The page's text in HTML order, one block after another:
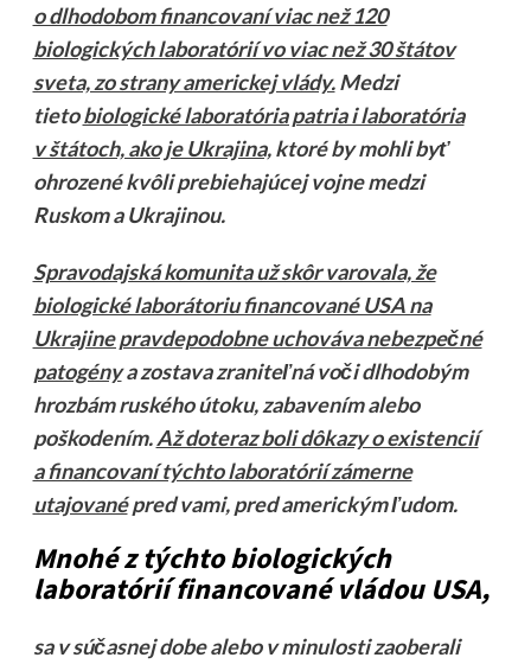
o dlhodobom financovaní viac než 120
biologických laboratórií vo viac než 30 štátov
sveta, zo strany americkej vlády.Medzi
tietobiologické laboratória patria i laboratória
v štátoch, ako je Ukrajina,ktoré by mohli byť
ohrozené kvôli prebiehajúcej vojne medzi
Ruskom a Ukrajinou.
Spravodajská komunita už skôr varovala, že
biologické laborátoriu financované USA na
Ukrajine pravdepodobne uchováva nebezpečné
patogénya zostava zraniteľná voči dlhodobým
hrozbám ruského útoku, zabavením alebo
poškodením.Až doteraz boli dôkazy o existencií
a financovaní týchto laboratórií zámerne
utajovanépred vami, pred americkým ľudom.
Mnohé z týchto biologických
laboratórií financované vládou USA,
sa v súčasnej dobe alebo v minulosti zaoberali